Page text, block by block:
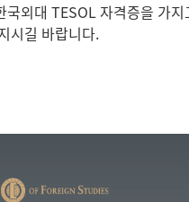
외대 TESOL 자격증을 가지
시길 바랍니다.